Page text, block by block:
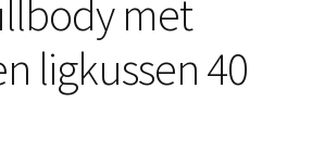
met
ligkussen 40